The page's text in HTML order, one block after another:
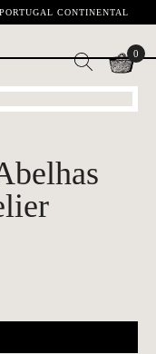
CONTINENTAL
0